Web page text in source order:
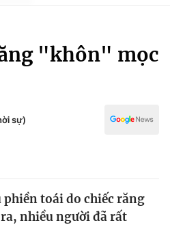
"khôn" mọc
sự)
toái do chiếc răng
nhiều người đã rất